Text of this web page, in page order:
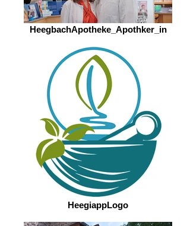
HeegbachApotheke_Apothker_in
HeegiappLogo